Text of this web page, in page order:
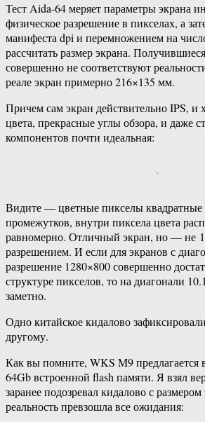
Тест Aida-64 меряет параметры экрана
физическое разрешение в пикселах, а
манифеста dpi и перемножением на
рассчитать размер экрана.
совершенно не соответствуют
реале экран примерно 216×135 мм.
Причем сам экран действительно IPS,
цвета, прекрасные углы обзора, и даже
компонентов почти идеальная:
Видите — цветные пикселы квадратные
промежутков, внутри пиксела цвета
равномерно. Отличный экран, но — не
разрешением. И если для экранов с
разрешение 1280×800 совершенно
структуре пикселов, то на диагонали
заметно.
Одно китайское кидалово
другому.
Как вы помните, WKS M9 предлагается
64Gb встроенной flash памяти. Я взял
заранее подозревал кидалово с
реальность превзошла все ожидания: